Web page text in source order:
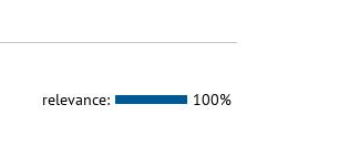
relevance: 100%